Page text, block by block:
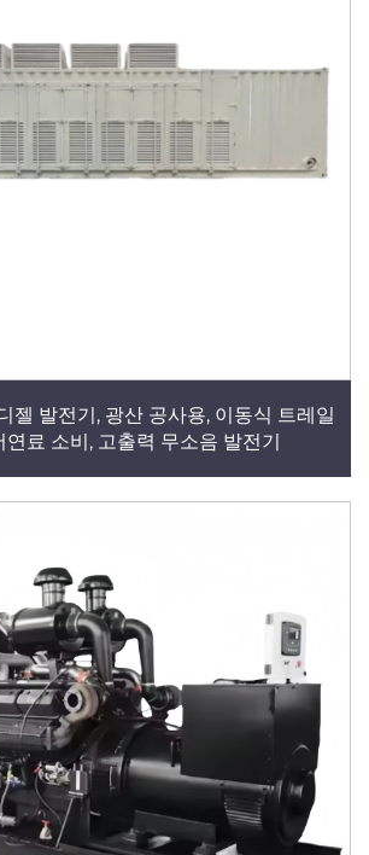
젤 발전기, 광산 공사용, 이동식 트레일
연료 소비, 고출력 무소음 발전기